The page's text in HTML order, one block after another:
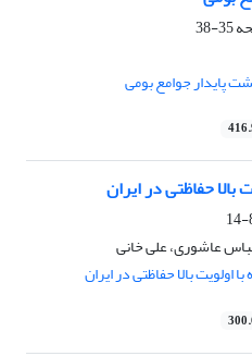
35-38
حفاظتی در ایران
عاشوری، علی خانی